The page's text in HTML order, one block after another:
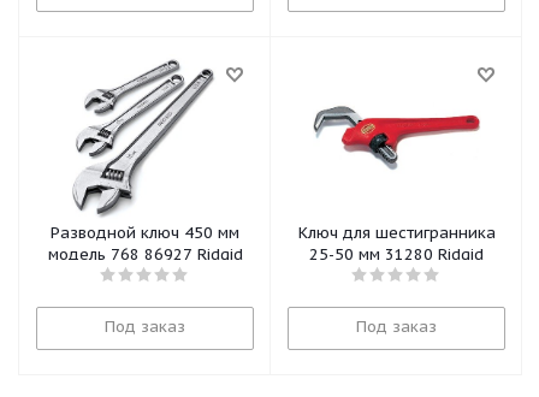
Разводной ключ 450 мм
модель 768 86927 Ridgid
Под заказ
Ключ для шестигранника
25-50 мм 31280 Ridgid
Под заказ